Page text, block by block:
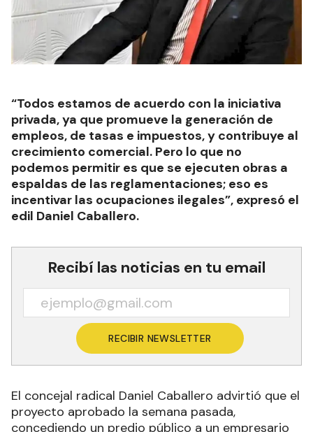
“Todos estamos de acuerdo con la iniciativa
privada, ya que promueve la generación de
empleos, de tasas e impuestos, y contribuye al
crecimiento comercial. Pero lo que no
podemos permitir es que se ejecuten obras a
espaldas de las reglamentaciones; eso es
incentivar las ocupaciones ilegales”, expresó el
edil Daniel Caballero.
Recibí las noticias en tu email
RECIBIR NEWSLETTER
El concejal radical Daniel Caballero advirtió que el
proyecto aprobado la semana pasada,
concediendo un predio público a un empresario